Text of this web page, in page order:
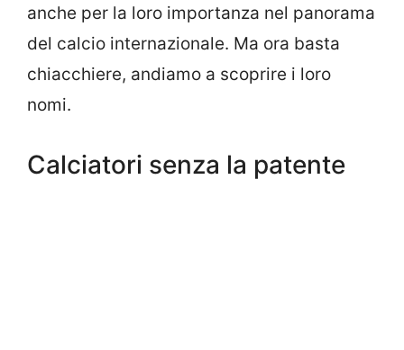
anche per la loro importanza nel panorama
del calcio internazionale. Ma ora basta
chiacchiere, andiamo a scoprire i loro
nomi.
Calciatori senza la patente